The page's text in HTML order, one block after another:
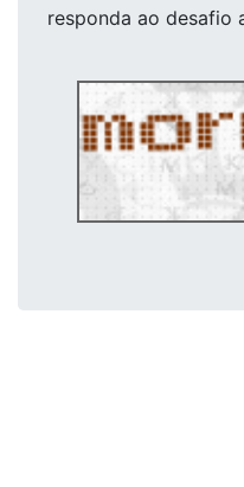
responda ao desafio